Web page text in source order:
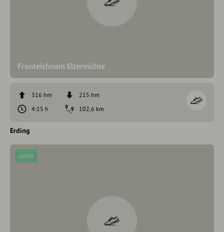
Fronleichnam Ellermühle
316 hm
215 hm
4:15 h
102,6 km
Erding
leicht